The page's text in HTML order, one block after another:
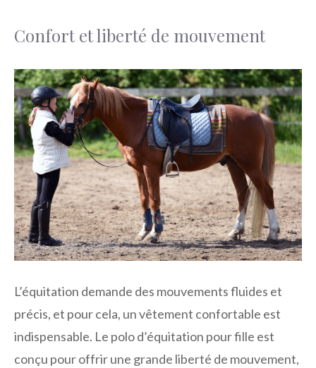
Confort et liberté de mouvement
L’équitation demande des mouvements fluides et
précis, et pour cela, un vêtement confortable est
indispensable. Le polo d’équitation pour fille est
conçu pour offrir une grande liberté de mouvement,